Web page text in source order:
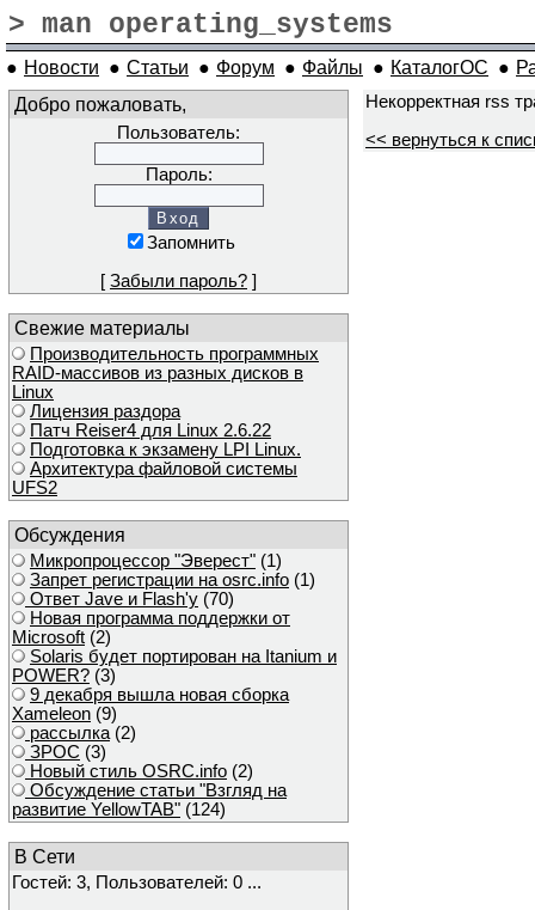
> man operating_systems
● Новости ● Статьи ● Форум ● Файлы ● КаталогОС ●
Добро пожаловать,
Пользователь:
Пароль:
Запомнить
[ Забыли пароль? ]
Свежие материалы
Производительность программных
RAID-массивов из разных дисков в
Linux
Лицензия раздора
Патч Reiser4 для Linux 2.6.22
Подготовка к экзамену LPI Linux.
Архитектура файловой системы
UFS2
Обсуждения
Микропроцессор "Эверест" (1)
Запрет регистрации на osrc.info (1)
Ответ Javе и Flash'у (70)
Новая программа поддержки от
Microsoft (2)
Solaris будет портирован на Itanium и
POWER? (3)
9 декабря вышла новая сборка
Xameleon (9)
рассылка (2)
ЗРОС (3)
Новый стиль OSRC.info (2)
Обсуждение статьи "Взгляд на
развитие YellowTAB" (124)
В Сети
Гостей: 3, Пользователей: 0 ...
Некорректная rss
<< вернуться к